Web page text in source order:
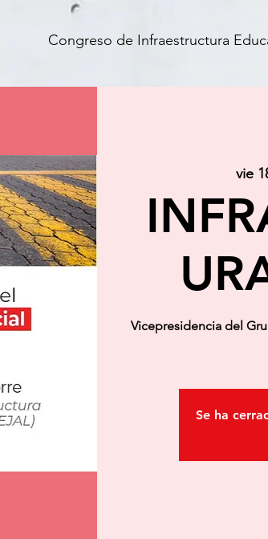
Congreso de Infraestructura
vie
Vicepresidencia del
Se ha